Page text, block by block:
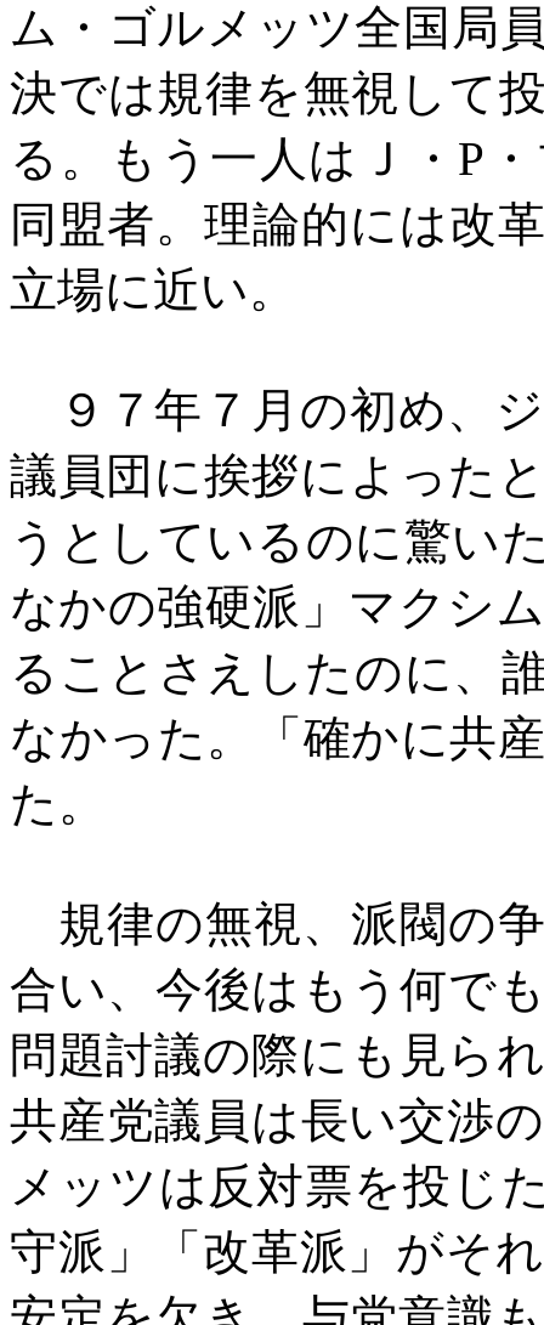
ム・ゴルメッツ全国局
決では規律を無視して
る。もう一人はＪ・ P
同盟者。理論的には改
立場に近い。
９７年７月の初め、
議員団に挨拶によった
うとしているのに驚い
なかの強硬派」マクシ
ることさえしたのに、
なかった。「確かに共
た。
規律の無視、派閥の
合い、今後はもう何で
問題討議の際にも見ら
共産党議員は長い交渉
メッツは反対票を投じ
守派」「改革派」がそ